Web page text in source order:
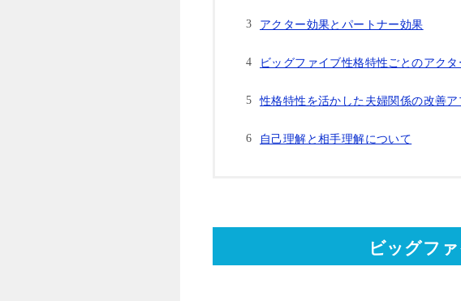
アクター効果とパートナー効果
ビッグファイブ性格特性ごとのアク
性格特性を活かした夫婦関係の改善ア
自己理解と相手理解について
ビッグフ